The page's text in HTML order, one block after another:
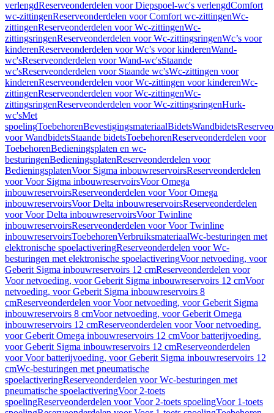
verlengdReserveonderdelen voor Diepspoel-wc's verlengdComfort
wc-zittingenReserveonderdelen voor Comfort wc-zittingenWc-
zittingenReserveonderdelen voor Wc-zittingenWc-
zittingsringenReserveonderdelen voor Wc-zittingsringenWc’s voor
kinderenReserveonderdelen voor Wc’s voor kinderenWand-
wc'sReserveonderdelen voor Wand-wc'sStaande
wc'sReserveonderdelen voor Staande wc'sWc-zittingen voor
kinderenReserveonderdelen voor Wc-zittingen voor kinderenWc-
zittingenReserveonderdelen voor Wc-zittingenWc-
zittingsringenReserveonderdelen voor Wc-zittingsringenHurk-
wc'sMet
spoelingToebehorenBevestigingsmateriaalBidetsWandbidets
voor WandbidetsStaande bidetsToebehorenReserveonderdelen voor
ToebehorenBedieningsplaten en wc-
besturingenBedieningsplatenReserveonderdelen voor
BedieningsplatenVoor Sigma inbouwreservoirsReserveonderdelen
voor Voor Sigma inbouwreservoirsVoor Omega
inbouwreservoirsReserveonderdelen voor Voor Omega
inbouwreservoirsVoor Delta inbouwreservoirsReserveonderdelen
voor Voor Delta inbouwreservoirsVoor Twinline
inbouwreservoirsReserveonderdelen voor Voor Twinline
inbouwreservoirsToebehorenVerbruiksmateriaalWc-besturingen met
elektronische spoelactiveringReserveonderdelen voor Wc-
besturingen met elektronische spoelactiveringVoor netvoeding, voor
Geberit Sigma inbouwreservoirs 12 cmReserveonderdelen voor
Voor netvoeding, voor Geberit Sigma inbouwreservoirs 12 cmVoor
netvoeding, voor Geberit Sigma inbouwreservoirs 8
cmReserveonderdelen voor Voor netvoeding, voor Geberit Sigma
inbouwreservoirs 8 cmVoor netvoeding, voor Geberit Omega
inbouwreservoirs 12 cmReserveonderdelen voor Voor netvoeding,
voor Geberit Omega inbouwreservoirs 12 cmVoor batterijvoeding,
voor Geberit Sigma inbouwreservoirs 12 cmReserveonderdelen
voor Voor batterijvoeding, voor Geberit Sigma inbouwreservoirs 12
cmWc-besturingen met pneumatische
spoelactiveringReserveonderdelen voor Wc-besturingen met
pneumatische spoelactiveringVoor 2-toets
spoelingReserveonderdelen voor Voor 2-toets spoelingVoor 1-toets